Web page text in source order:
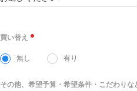
買い替え
無し 有り
その他、希望予算・希望条件・こだわりな